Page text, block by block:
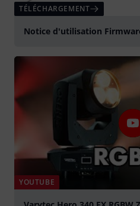
TÉLÉCHARGEMENT
Notice d'utilisation
YOUTUBE